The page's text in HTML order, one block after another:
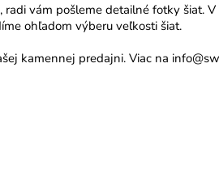
vám pošleme detailné fotky šiat.
ohľadom výberu veľkosti šiat.
kamennej predajni. Viac na